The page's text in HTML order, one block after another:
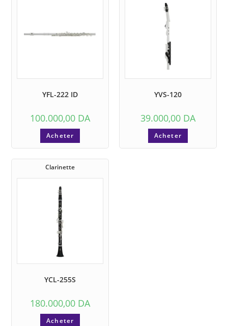
YFL-222 ID
100.000,00 DA
Acheter
YVS-120
39.000,00DA
Acheter
Clarinette
YCL-255S
180.000,00 DA
Acheter